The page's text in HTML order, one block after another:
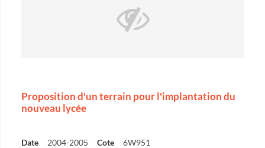
Proposition d'un terrain pour l'implantation du
nouveau lycée
Date 2004-2005 Cote 6W951